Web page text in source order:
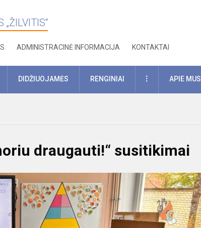
ADMINISTRACINĖ INFORMACIJA KONTAKTAI
DIDŽIUOJAMĖS RENGINIAI DAUGIAUAPIE MUS
draugauti!“ susitikimai